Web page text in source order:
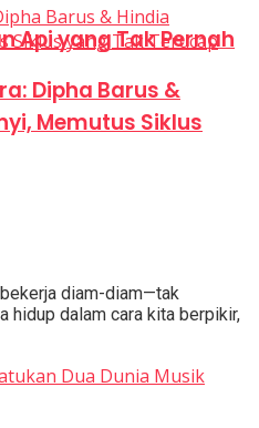
Api yang Tak Pernah
Dipha Barus &
Memutus Siklus
diam-diam—tak
hidup dalam cara kita berpikir,